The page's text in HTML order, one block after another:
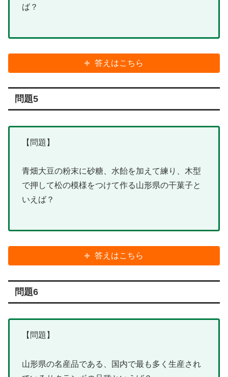
ば？
答えはこちら
問題5
【問題】
青畑大豆の粉末に砂糖、水飴を加えて練り、木型
で押して松の模様をつけて作る山形県の干菓子と
いえば？
答えはこちら
問題6
【問題】
山形県の名産品である、国内で最も多く生産され